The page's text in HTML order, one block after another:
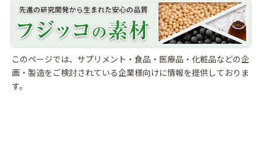
このページでは、サプリメント・食品・医療品・化粧品などの企
画・製造をご検討されている企業様向けに情報を提供しておりま
す。